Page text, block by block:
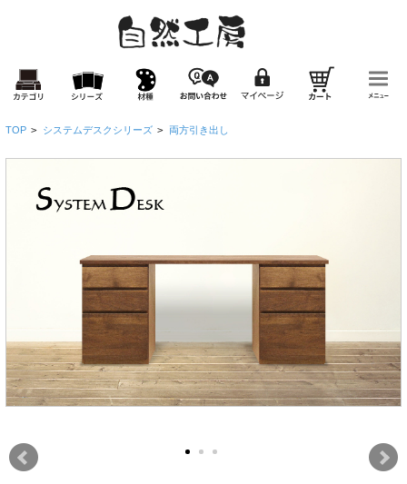
TOP > システムデスクシリーズ > 両方引き出し